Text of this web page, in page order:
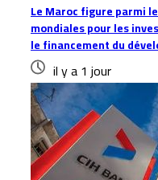
Le Maroc figure parmi
mondiales pour les
le financement du
il y a 1 jour